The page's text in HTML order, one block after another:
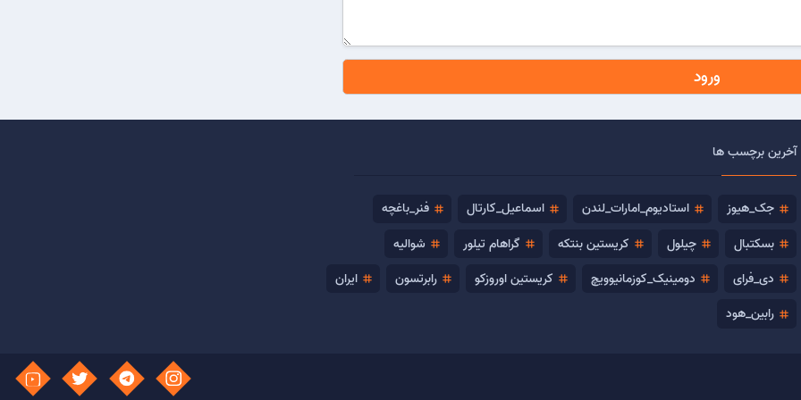
ورود
آخرین برچسب ها
tag جک_هیوز tag استادیوم_امارات_لندن tag اسماعیل_کارتال tag فنر_باغچه
tag بسکتبال tag چیلول tag کریستین بنتکه tag گراهام تیلور tag شوالیه
tag دی_فرای tag دومینیک_کوزمانیوویچ tag کریستین اوروزکو tag رابرتسون tag ایران
tag رابین_هود